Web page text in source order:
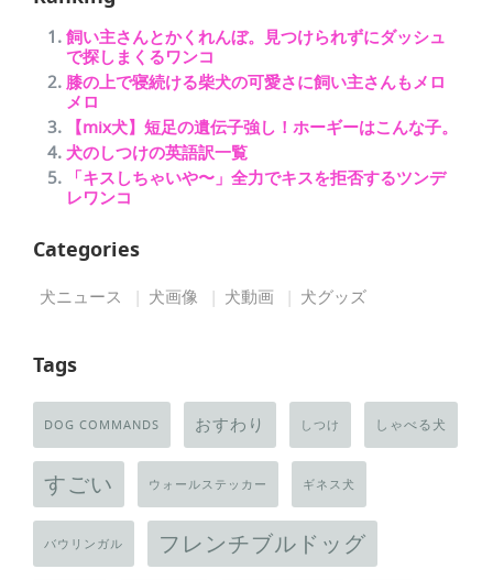
飼い主さんとかくれんぼ。見つけられずにダッシュ
で探しまくるワンコ
膝の上で寝続ける柴犬の可愛さに飼い主さんもメロ
メロ
【mix犬】短足の遺伝子強し！ホーギーはこんな子。
犬のしつけの英語訳一覧
「キスしちゃいや〜」全力でキスを拒否するツンデ
レワンコ
Categories
犬ニュース 犬画像 犬動画 犬グッズ
Tags
DOG COMMANDS おすわり しつけ しゃべる犬
すごい ウォールステッカー ギネス犬
バウリンガル フレンチブルドッグ